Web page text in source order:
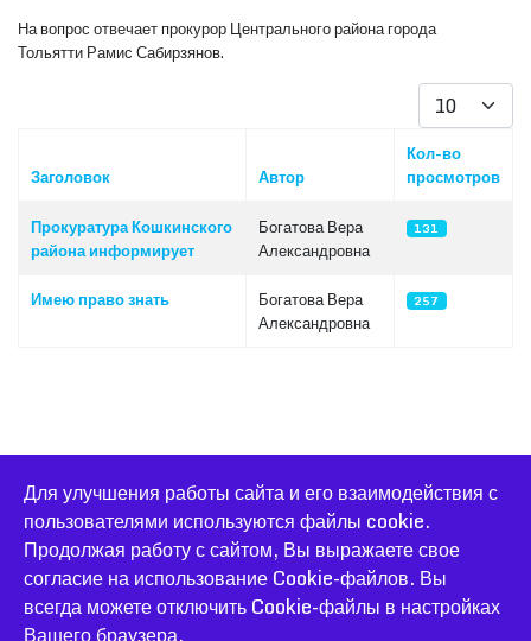
На вопрос отвечает прокурор Центрального района города
Тольятти Рамис Сабирзянов.
Кол-во строк:
Заголовок Автор
Кол-во
просмотров
Прокуратура Кошкинского
района информирует
Богатова Вера
Александровна
131
Имею право знать
Богатова Вера
Александровна
257
© 2026 Официальный сайт Большеконстантиновской школы.
Все права защищены.
Joomla! CMS- программное обеспечение, распространяемое
по лицензииGNU General Public License.
Для улучшения работы сайта и его взаимодействия с
пользователями используются файлы cookie.
Продолжая работу с сайтом, Вы выражаете свое
согласие на использование Cookie-файлов. Вы
всегда можете отключить Cookie-файлы в настройках